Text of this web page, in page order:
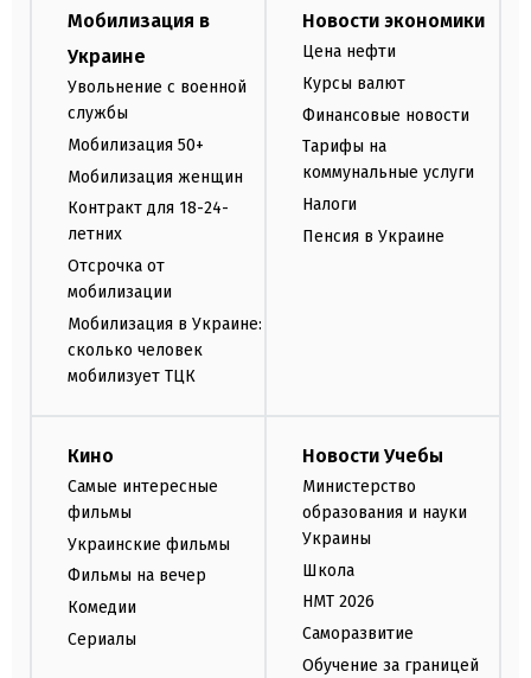
Мобилизация в
Украине
Увольнение с военной
службы
Мобилизация 50+
Мобилизация женщин
Контракт для 18-24-
летних
Отсрочка от
мобилизации
Мобилизация в Украине:
сколько человек
мобилизует ТЦК
Новости экономики
Цена нефти
Курсы валют
Финансовые новости
Тарифы на
коммунальные услуги
Налоги
Пенсия в Украине
Кино
Самые интересные
фильмы
Украинские фильмы
Фильмы на вечер
Комедии
Сериалы
Новости Учебы
Министерство
образования и науки
Украины
Школа
НМТ 2026
Саморазвитие
Обучение за границей